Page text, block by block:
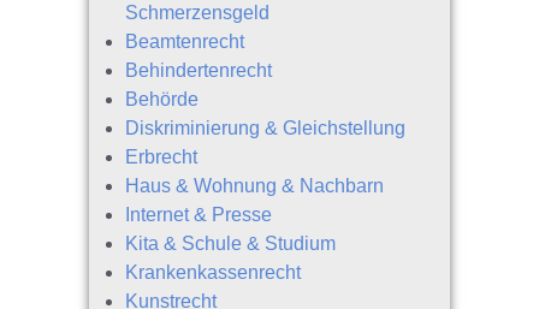
Schmerzensgeld
Beamtenrecht
Behindertenrecht
Behörde
Diskriminierung & Gleichstellung
Erbrecht
Haus & Wohnung & Nachbarn
Internet & Presse
Kita & Schule & Studium
Krankenkassenrecht
Kunstrecht